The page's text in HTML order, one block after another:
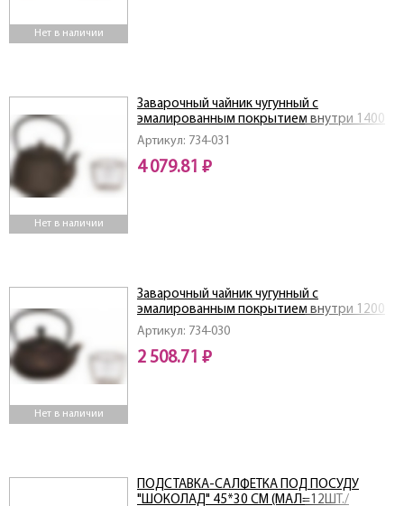
Нет в наличии
Нет в наличии
Артикул: 734-031
Заварочный чайник чугунный с
эмалированным покрытием внутри 1400
мл
4 079.81 ₽
Нет в наличии
Артикул: 734-030
Заварочный чайник чугунный с
эмалированным покрытием внутри 1200
мл
2 508.71 ₽
ПОДСТАВКА-САЛФЕТКА ПОД ПОСУДУ
"ШОКОЛАД" 45*30 СМ (МАЛ=12ШТ./